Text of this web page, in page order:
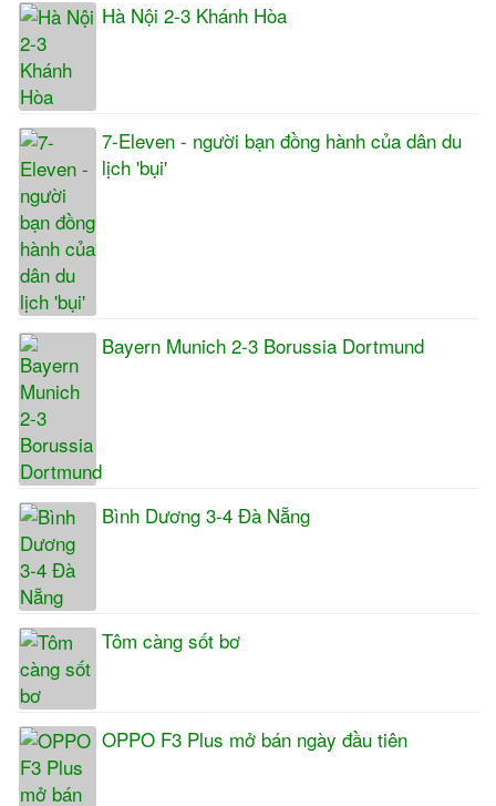
Hà Nội 2-3 Khánh Hòa
7-Eleven - người bạn đồng hành của dân du
lịch 'bụi'
Bayern Munich 2-3 Borussia Dortmund
Bình Dương 3-4 Đà Nẵng
Tôm càng sốt bơ
OPPO F3 Plus mở bán ngày đầu tiên